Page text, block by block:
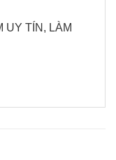
UY TÍN, LÀM